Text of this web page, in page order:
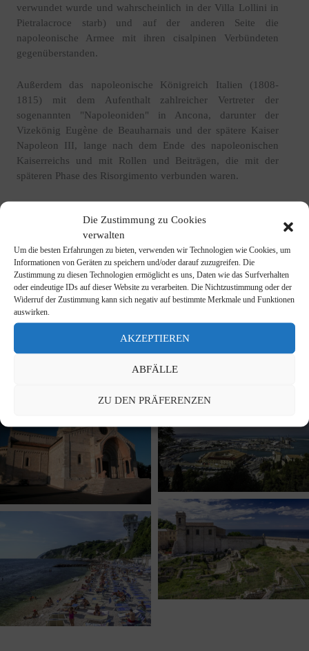
Die Zustimmung zu Cookies
verwalten
Um die besten Erfahrungen zu bieten, verwenden wir Technologien wie Cookies, um
Informationen von Geräten zu speichern und/oder darauf zuzugreifen. Die
Zustimmung zu diesen Technologien ermöglicht es uns, Daten wie das Surfverhalten
oder eindeutige IDs auf dieser Website zu verarbeiten. Die Nichtzustimmung oder der
Widerruf der Zustimmung kann sich negativ auf bestimmte Merkmale und Funktionen
auswirken.
AKZEPTIEREN
ABFÄLLE
ZU DEN PRÄFERENZEN
verwundet wurde und wahrscheinlich in der Villa Lollini in
Pietralacroce starb) und auf der anderen Seite die
napoleonische Armee mit ihren cisalpinen Verbündeten
gegenüberstanden.
Außerdem das napoleonische Königreich Italien (1808-
1815) mit dem Aufenthalt zahlreicher Vertreter der
sogenannten "Napoleoniden" in Ancona, darunter der
Vizekönig Eugène de Beauharnais und der spätere Kaiser
Napoleon III, lange nach dem Ende des napoleonischen
Kaiserreichs und mit Rollen und Beiträgen, die mit der
späteren Phase des Risorgimento verbunden waren.
In der Stadt finden sich zahlreiche Stätten (und Objekte), die
mit dem Epos Napoleons in Verbindung stehen. Einige
davon sind verschwunden, andere existieren noch, wenn
auch in unterschiedlichem Erhaltungszustand, vom Fort
Cardeto bis zur napoleonischen Festung Portonovo.
Und schließlich die schriftlichen Zeugnisse, die Napoleon
selbst hinterlassen hat. Von Bonapartes eigener
Beschreibung der Stadt in einem seiner Briefe an seine Frau
Josephine bis hin zu der Korrespondenz, die der zukünftige
Kaiser 1797 mit dem Direktorium über die Stadt führte.